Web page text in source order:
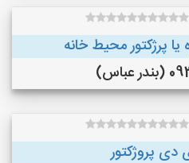
یا پرژکتور محیط خانه
دی پروژکتور